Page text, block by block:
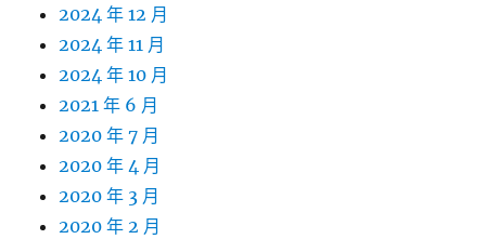
2024 年 12 月
2024 年 11 月
2024 年 10 月
2021 年 6 月
2020 年 7 月
2020 年 4 月
2020 年 3 月
2020 年 2 月